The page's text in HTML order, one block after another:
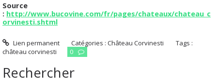
Source
: http://www.bucovine.com/fr/pages/chateaux/chateau_c
orvinesti.shtml
Lien permanent Catégories :Château Corvinesti
Tags :
château corvinesti
0
Rechercher